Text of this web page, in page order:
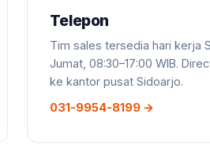
Telepon
Tim sales tersedia hari kerja
Jumat, 08:30–17:00 WIB.
ke kantor pusat Sidoarjo.
031-9954-8199 →